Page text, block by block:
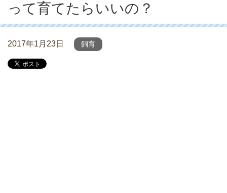
って育てたらいいの？
2017年1月23日 飼育